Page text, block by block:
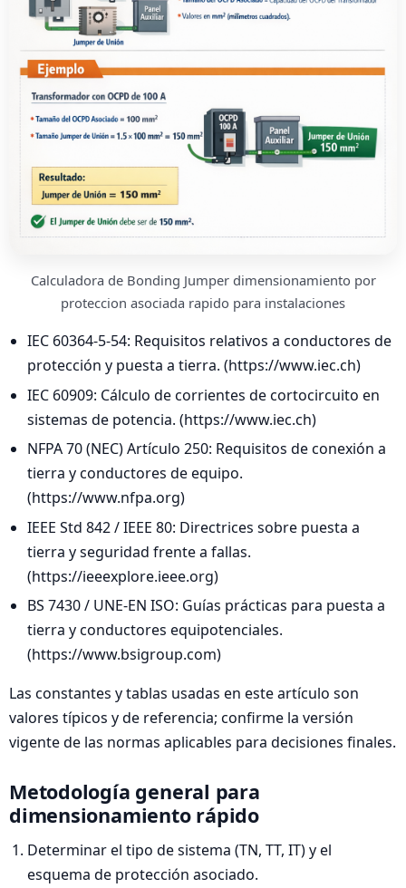
Calculadora de Bonding Jumper dimensionamiento por
proteccion asociada rapido para instalaciones
IEC 60364-5-54: Requisitos relativos a conductores de
protección y puesta a tierra. (https://www.iec.ch)
IEC 60909: Cálculo de corrientes de cortocircuito en
sistemas de potencia. (https://www.iec.ch)
NFPA 70 (NEC) Artículo 250: Requisitos de conexión a
tierra y conductores de equipo.
(https://www.nfpa.org)
IEEE Std 842 / IEEE 80: Directrices sobre puesta a
tierra y seguridad frente a fallas.
(https://ieeexplore.ieee.org)
BS 7430 / UNE-EN ISO: Guías prácticas para puesta a
tierra y conductores equipotenciales.
(https://www.bsigroup.com)
Las constantes y tablas usadas en este artículo son
valores típicos y de referencia; confirme la versión
vigente de las normas aplicables para decisiones finales.
Metodología general para
dimensionamiento rápido
Determinar el tipo de sistema (TN, TT, IT) y el
esquema de protección asociado.